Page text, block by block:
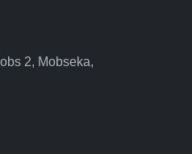
2, Mobseka,